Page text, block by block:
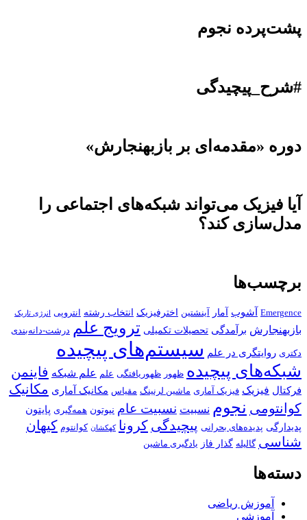
پشت‌پرده نجوم
#شرح_پیچیدگی
دوره «مقدمه‌ای بر بازبهنجارش»
آیا فیزیک می‌تواند شبکه‌های اجتماعی را
مدل‌سازی کند؟
برچسب‌ها
Emergence آشوب آمار آینشتین اخترفیزیک انتخاب رشته انتروپی انرژی تاریک
بازبهنجارش برآمدگی تحصیلات تکمیلی ترویج علم درشت-دانه‌بندی
دکتری روایتگری در علم سیستم‌های پیچیده
شبکه‌های پیچیده ظهور ظهوریافتگی علم علم شبکه فاینمن
فرکتال فیزیک فیزیک آماری ماشین لرنینگ مقیاس مکانیک آماری مکانیک
کوانتومی نجوم نسبیت نسبیت عام نیوتون همه‌گیری پایتون
پدیدارگی پدیده‌های بحرانی پیچیدگی کرونا کهکشان کوانتوم کیهان
شناسی گالیله گذار فاز یادگیری ماشین
دسته‌ها
آموزش ریاضی
آموزشی